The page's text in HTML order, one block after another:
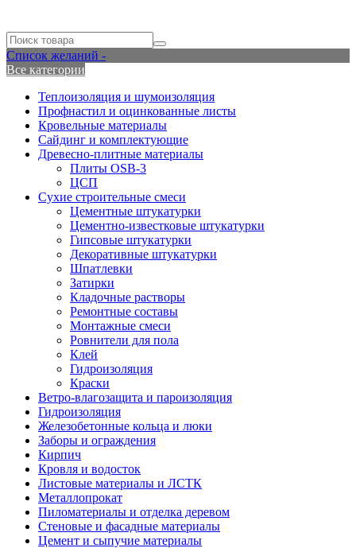
Список желаний -
Все категории
Теплоизоляция и шумоизоляция
Профнастил и оцинкованные листы
Кровельные материалы
Сайдинг и комплектующие
Древесно-плитные материалы
Плиты OSB-3
ЦСП
Сухие строительные смеси
Цементные штукатурки
Цементно-известковые штукатурки
Гипсовые штукатурки
Декоративные штукатурки
Шпатлевки
Затирки
Кладочные растворы
Ремонтные составы
Монтажные смеси
Ровнители для пола
Клей
Гидроизоляция
Краски
Ветро-влагозащита и пароизоляция
Гидроизоляция
Железобетонные кольца и люки
Заборы и ограждения
Кирпич
Кровля и водосток
Листовые материалы и ЛСТК
Металлопрокат
Пиломатериалы и отделка деревом
Стеновые и фасадные материалы
Цемент и сыпучие материалы